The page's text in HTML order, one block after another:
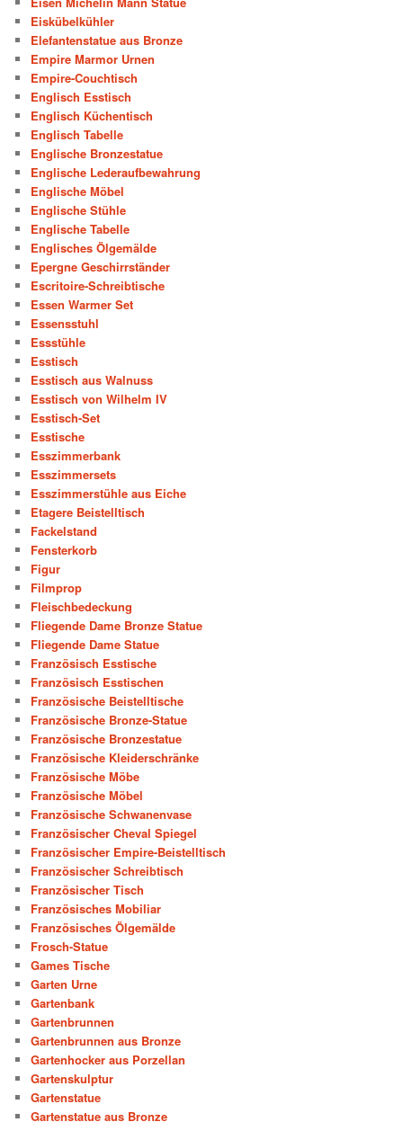
Eiskübelkühler
Elefantenstatue aus Bronze
Empire Marmor Urnen
Empire-Couchtisch
Englisch Esstisch
Englisch Küchentisch
Englisch Tabelle
Englische Bronzestatue
Englische Lederaufbewahrung
Englische Möbel
Englische Stühle
Englische Tabelle
Englisches Ölgemälde
Epergne Geschirrständer
Escritoire-Schreibtische
Essen Warmer Set
Essensstuhl
Essstühle
Esstisch
Esstisch aus Walnuss
Esstisch von Wilhelm IV
Esstisch-Set
Esstische
Esszimmerbank
Esszimmersets
Esszimmerstühle aus Eiche
Etagere Beistelltisch
Fackelstand
Fensterkorb
Figur
Filmprop
Fleischbedeckung
Fliegende Dame Bronze Statue
Fliegende Dame Statue
Französisch Esstische
Französisch Esstischen
Französische Beistelltische
Französische Bronze-Statue
Französische Bronzestatue
Französische Kleiderschränke
Französische Möbe
Französische Möbel
Französische Schwanenvase
Französischer Cheval Spiegel
Französischer Empire-Beistelltisch
Französischer Schreibtisch
Französischer Tisch
Französisches Mobiliar
Französisches Ölgemälde
Frosch-Statue
Games Tische
Garten Urne
Gartenbank
Gartenbrunnen
Gartenbrunnen aus Bronze
Gartenhocker aus Porzellan
Gartenskulptur
Gartenstatue
Gartenstatue aus Bronze